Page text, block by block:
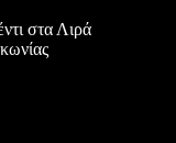
στα Λιρά